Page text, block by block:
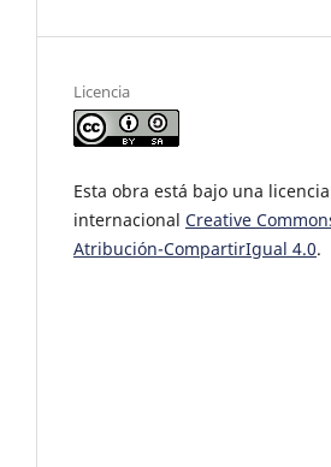
Licencia
Esta obra está bajo una licencia
internacional Creative
Atribución-CompartirIgual 4.0.